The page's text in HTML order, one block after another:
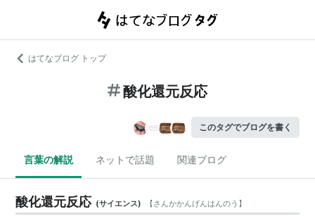
はてなブログ トップ
酸化還元反応
このタグでブログを書く
言葉の解説 ネットで話題 関連ブログ
酸化還元反応 (サイエンス) 【さんかかんげんはんのう 】